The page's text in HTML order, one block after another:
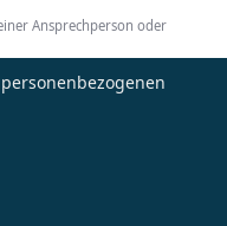
Ansprechperson oder